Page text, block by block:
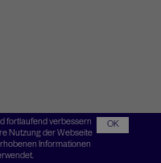
fortlaufend verbessern
Nutzung der Webseite
Informationen
OK